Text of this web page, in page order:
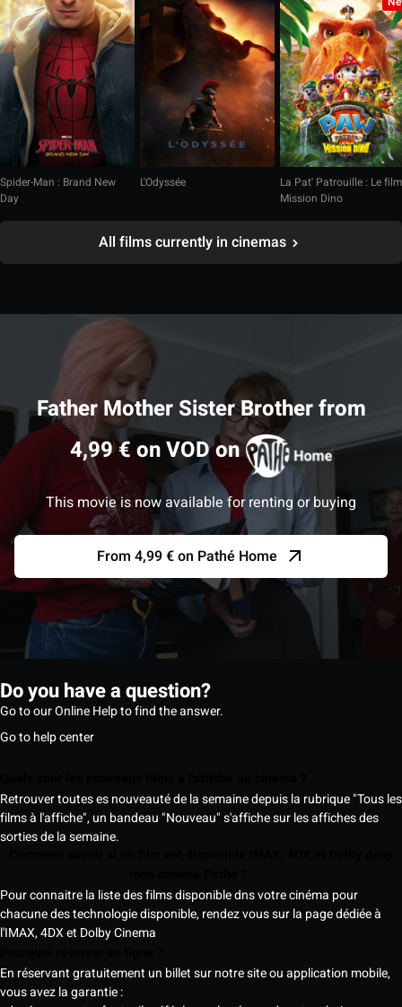
Spider-Man : Brand New
Day
L'Odyssée
La Pat' Patrouille : Le film
Mission Dino
All films currently in cinemas
Father Mother Sister Brother from
4,99 € on VOD on
This movie is now available for renting or buying
From 4,99 € on Pathé Home
Do you have a question?
Go to our Online Help to find the answer.
Go to help center
Retrouver toutes es nouveauté de la semaine depuis la rubrique "Tous les
films à l'affiche", un bandeau "Nouveau" s'affiche sur les affiches des
sorties de la semaine.
Pour connaitre la liste des films disponible dns votre cinéma pour
chacune des technologie disponible, rendez vous sur la page dédiée à
l'IMAX, 4DX et Dolby Cinema
En réservant gratuitement un billet sur notre site ou application mobile,
vous avez la garantie :